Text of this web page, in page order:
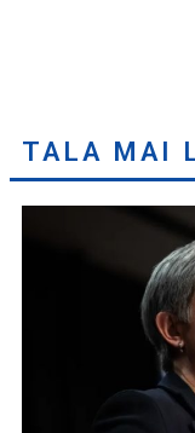
TALA MAI